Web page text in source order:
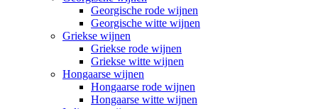
Georgische rode wijnen
Georgische witte wijnen
Griekse wijnen
Griekse rode wijnen
Griekse witte wijnen
Hongaarse wijnen
Hongaarse rode wijnen
Hongaarse witte wijnen